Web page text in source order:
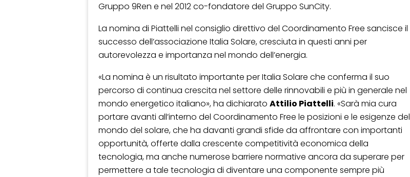
Gruppo 9Ren e nel 2012 co-fondatore del Gruppo SunCity.
La nomina di Piattelli nel consiglio direttivo del Coordinamento Free sancisce il
successo dell’associazione Italia Solare, cresciuta in questi anni per
autorevolezza e importanza nel mondo dell’energia.
«La nomina è un risultato importante per Italia Solare che conferma il suo
percorso di continua crescita nel settore delle rinnovabili e più in generale nel
mondo energetico italiano», ha dichiarato Attilio Piattelli. «Sarà mia cura
portare avanti all’interno del Coordinamento Free le posizioni e le esigenze del
mondo del solare, che ha davanti grandi sfide da affrontare con importanti
opportunità, offerte dalla crescente competitività economica della
tecnologia, ma anche numerose barriere normative ancora da superare per
permettere a tale tecnologia di diventare una componente sempre più